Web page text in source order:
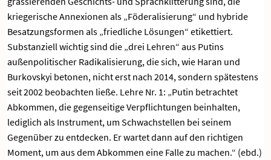
kriegerische Annexionen als „Föderalisierung“ und hybride
Besatzungsformen als „friedliche Lösungen“ etikettiert.
Substanziell wichtig sind die „drei Lehren“ aus Putins
außenpolitischer Radikalisierung, die sich, wie Haran und
Burkovskyi betonen, nicht erst nach 2014, sondern spätestens
seit 2002 beobachten ließe. Lehre Nr. 1: „Putin betrachtet
Abkommen, die gegenseitige Verpflichtungen beinhalten,
lediglich als Instrument, um Schwachstellen bei seinem
Gegenüber zu entdecken. Er wartet dann auf den richtigen
Moment, um aus dem Abkommen eine Falle zu machen.“ (ebd.)